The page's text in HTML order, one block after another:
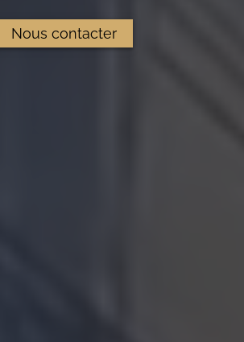
Nous contacter